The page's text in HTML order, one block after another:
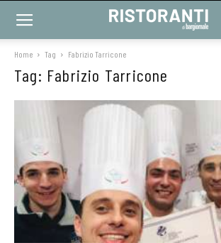
Home Tag Fabrizio Tarricone
Tag: Fabrizio Tarricone